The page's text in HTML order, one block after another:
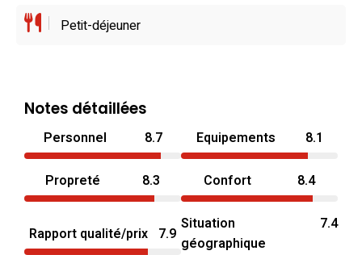
Petit-déjeuner
Notes détaillées
Personnel 8.7 Equipements 8.1
Propreté 8.3 Confort 8.4
Rapport qualité/prix 7.9
Situation
géographique
7.4